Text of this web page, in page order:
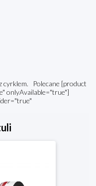
cyrklem. Polecane [product
onlyAvailable="true"]